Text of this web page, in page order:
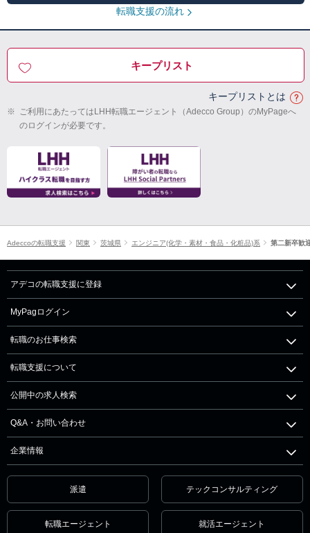
転職支援の流れ
キープリスト
キープリストとは
※ ご利用にあたってはLHH転職エージェント（Adecco Group）のMyPageへ
のログインが必要です。
Adeccoの転職支援 関東 茨城県 エンジニア(化学・素材・食品・化粧品)系 第二新卒歓
アデコの転職支援に登録
MyPagログイン
転職のお仕事検索
転職支援について
公開中の求人検索
Q&A・お問い合わせ
企業情報
派遣 テックコンサルティング
転職エージェント 就活エージェント